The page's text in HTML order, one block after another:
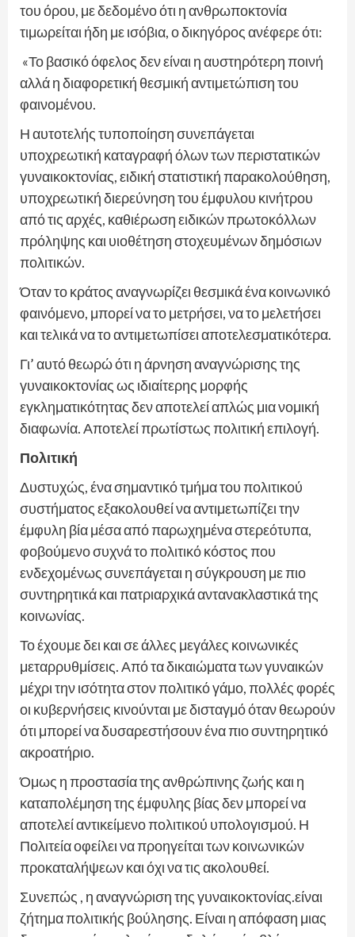
του όρου, με δεδομένο ότι η ανθρωποκτονία
τιμωρείται ήδη με ισόβια, ο δικηγόρος ανέφερε ότι:
«Το βασικό όφελος δεν είναι η αυστηρότερη ποινή
αλλά η διαφορετική θεσμική αντιμετώπιση του
φαινομένου.
Η αυτοτελής τυποποίηση συνεπάγεται
υποχρεωτική καταγραφή όλων των περιστατικών
γυναικοκτονίας, ειδική στατιστική παρακολούθηση,
υποχρεωτική διερεύνηση του έμφυλου κινήτρου
από τις αρχές, καθιέρωση ειδικών πρωτοκόλλων
πρόληψης και υιοθέτηση στοχευμένων δημόσιων
πολιτικών.
Όταν το κράτος αναγνωρίζει θεσμικά ένα κοινωνικό
φαινόμενο, μπορεί να το μετρήσει, να το μελετήσει
και τελικά να το αντιμετωπίσει αποτελεσματικότερα.
Γι’ αυτό θεωρώ ότι η άρνηση αναγνώρισης της
γυναικοκτονίας ως ιδιαίτερης μορφής
εγκληματικότητας δεν αποτελεί απλώς μια νομική
διαφωνία. Αποτελεί πρωτίστως πολιτική επιλογή.
Πολιτική
Δυστυχώς, ένα σημαντικό τμήμα του πολιτικού
συστήματος εξακολουθεί να αντιμετωπίζει την
έμφυλη βία μέσα από παρωχημένα στερεότυπα,
φοβούμενο συχνά το πολιτικό κόστος που
ενδεχομένως συνεπάγεται η σύγκρουση με πιο
συντηρητικά και πατριαρχικά αντανακλαστικά της
κοινωνίας.
Το έχουμε δει και σε άλλες μεγάλες κοινωνικές
μεταρρυθμίσεις. Από τα δικαιώματα των γυναικών
μέχρι την ισότητα στον πολιτικό γάμο, πολλές φορές
οι κυβερνήσεις κινούνται με δισταγμό όταν θεωρούν
ότι μπορεί να δυσαρεστήσουν ένα πιο συντηρητικό
ακροατήριο.
Όμως η προστασία της ανθρώπινης ζωής και η
καταπολέμηση της έμφυλης βίας δεν μπορεί να
αποτελεί αντικείμενο πολιτικού υπολογισμού. Η
Πολιτεία οφείλει να προηγείται των κοινωνικών
προκαταλήψεων και όχι να τις ακολουθεί.
Συνεπώς , η αναγνώριση της γυναικοκτονίας.είναι
ζήτημα πολιτικής βούλησης. Είναι η απόφαση μιας